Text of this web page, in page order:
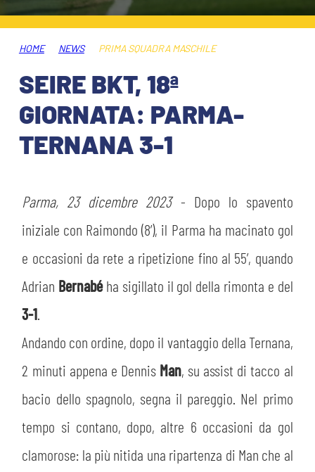
HOSPITALITY
MUSEUM CLUB EXPERIENCE
BIGLIETTI
ABBONAMENTI
INFO BIGLIETTI
TARDINI CARD
TRASFERTE
TICKET GIFT CARD
SHOP
ESPORTS
ORGANIGRAMMA
MUTTI TRAINING CENTER
MUSEO
LAVORA CON NOI
STADIO TARDINI
MEDIA
CSR
LEGENDS
HOME NEWS PRIMA SQUADRA MASCHILE
SEIRE BKT, 18ª
GIORNATA: PARMA-
TERNANA 3-1
Parma, 23 dicembre 2023 - Dopo lo spavento
iniziale con Raimondo (8’), il Parma ha macinato gol
e occasioni da rete a ripetizione fino al 55’, quando
Adrian Bernabéha sigillato il gol della rimonta e del
3-1
Andando con ordine, dopo il vantaggio della Ternana,
2 minuti appena e Dennis Man, su assist di tacco al
bacio dello spagnolo, segna il pareggio. Nel primo
tempo si contano, dopo, altre 6 occasioni da gol
clamorose: la più nitida una ripartenza di Man che al